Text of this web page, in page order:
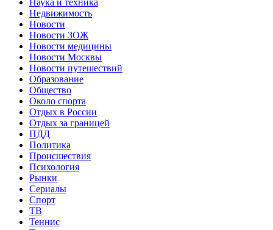
Недвижимость
Новости
Новости ЗОЖ
Новости медицины
Новости Москвы
Новости путешествий
Образование
Общество
Около спорта
Отдых в России
Отдых за границей
ПДД
Политика
Происшествия
Психология
Рынки
Сериалы
Спорт
ТВ
Теннис